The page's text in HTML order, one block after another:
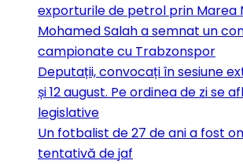
exporturile de petrol prin Marea
Mohamed Salah a semnat un
campionate cu Trabzonspor
Deputații, convocați în sesiune
și 12 august. Pe ordinea de zi se
legislative
Un fotbalist de 27 de ani a fost
tentativă de jaf